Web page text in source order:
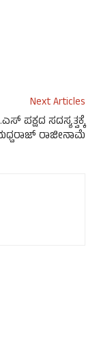
Next Articles
ಪಕ್ಷದ ಸದಸ್ಯತ್ವಕ್ಕೆ
ರಾಜೀನಾಮೆ